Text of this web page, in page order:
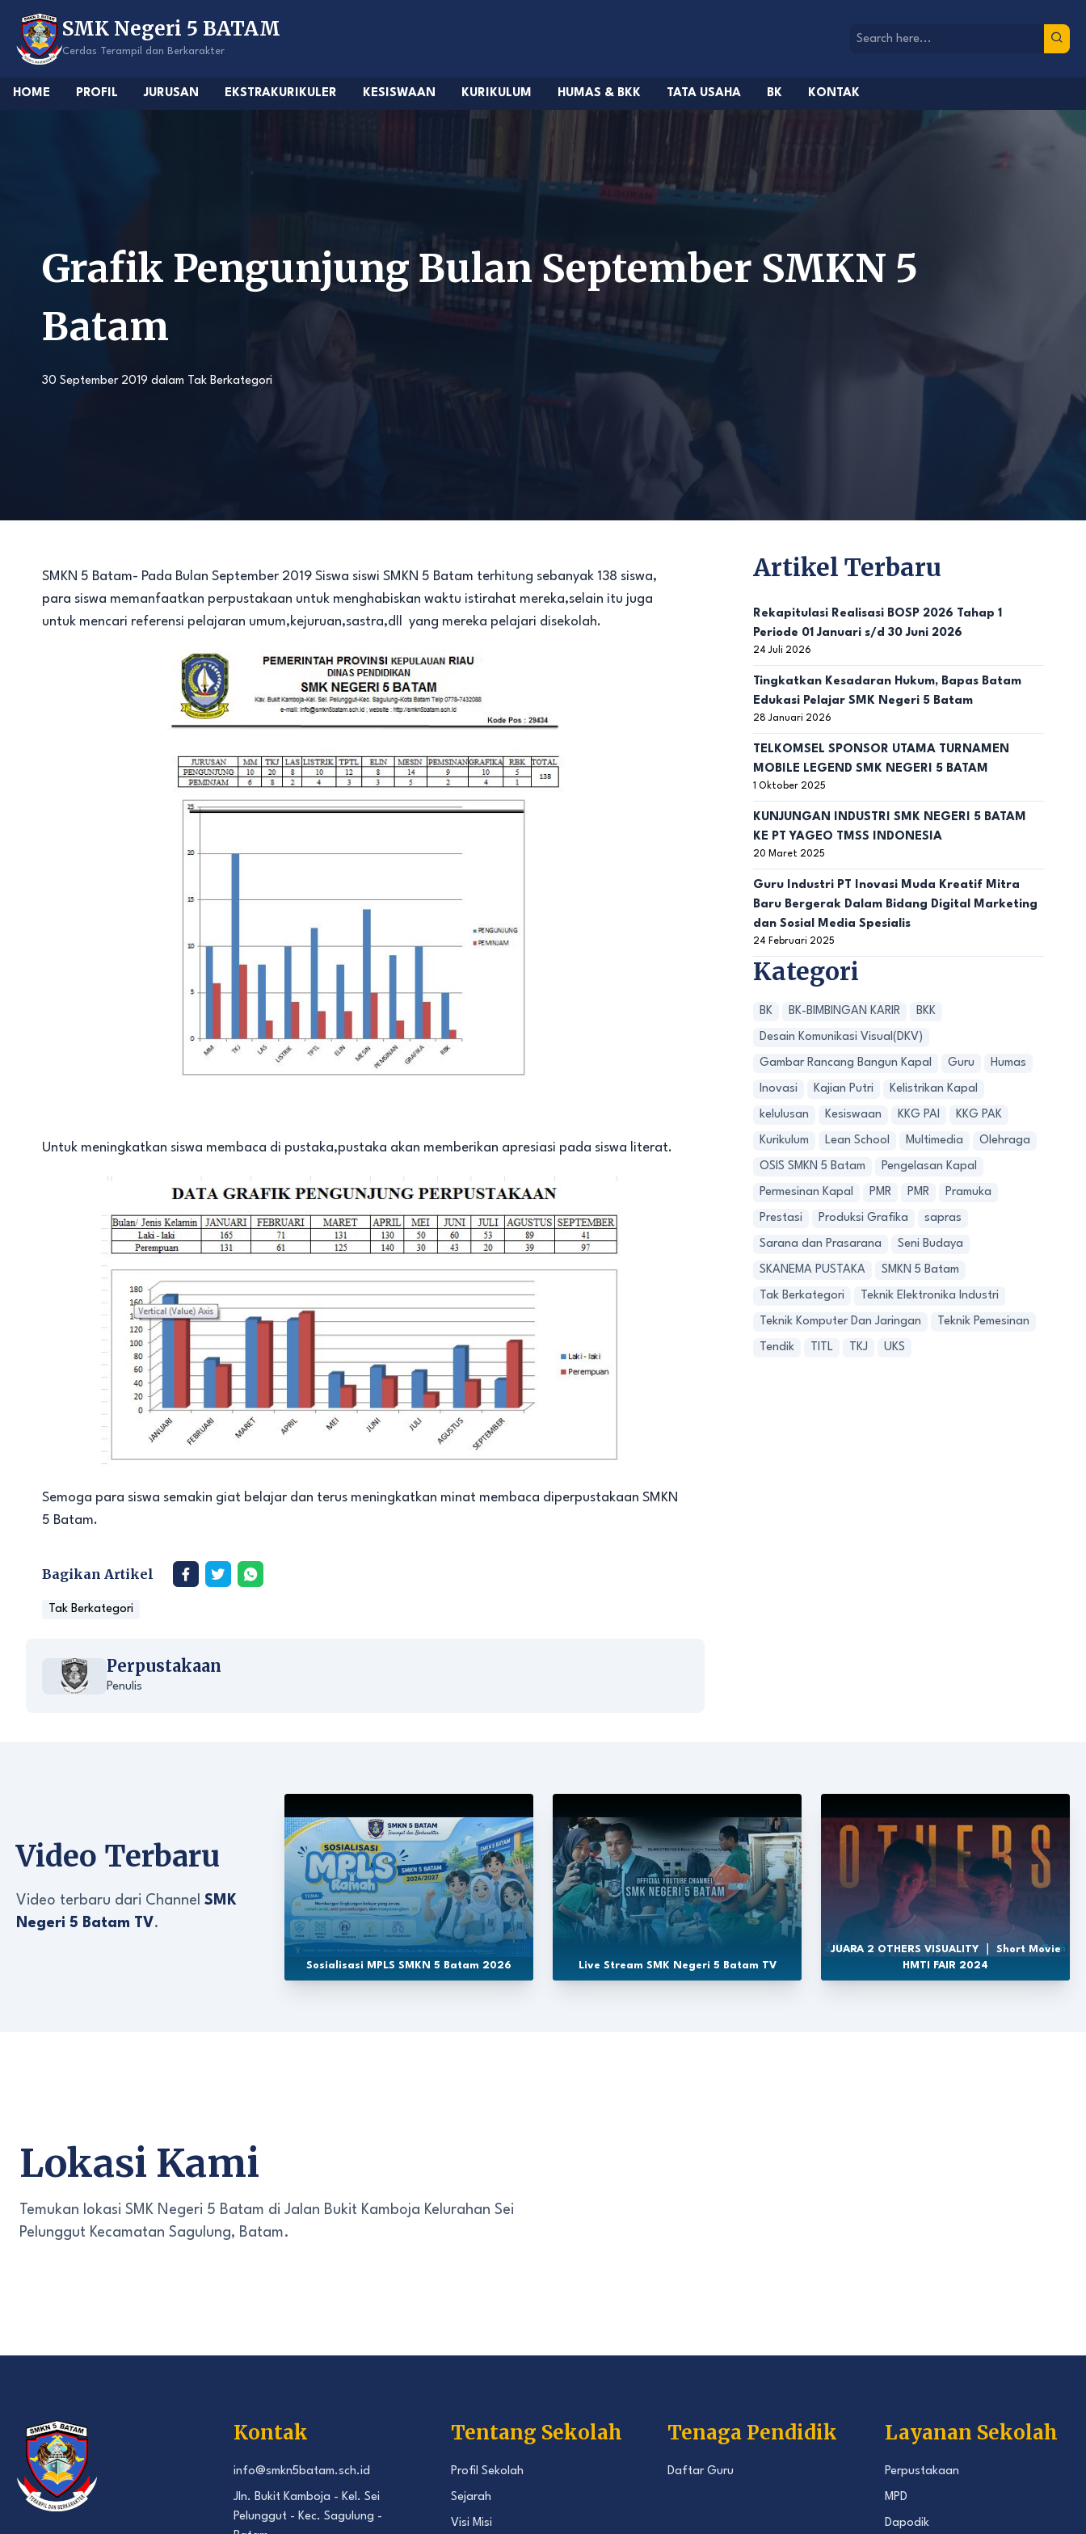
content
SMK Negeri 5 BATAM
Cerdas Terampil dan Berkarakter
HOME PROFIL JURUSAN EKSTRAKURIKULER KESISWAAN KURIKULUM HUMAS & BKK TATA USAHA BK KONTAK
Grafik Pengunjung Bulan September SMKN 5
Batam
30 September 2019 dalam Tak Berkategori
SMKN 5 Batam- Pada Bulan September 2019 Siswa siswi SMKN 5 Batam terhitung sebanyak 138 siswa,
para siswa memanfaatkan perpustakaan untuk menghabiskan waktu istirahat mereka,selain itu juga
untuk mencari referensi pelajaran umum,kejuruan,sastra,dll yang mereka pelajari disekolah.
Untuk meningkatkan siswa membaca di pustaka,pustaka akan memberikan apresiasi pada siswa literat.
Semoga para siswa semakin giat belajar dan terus meningkatkan minat membaca diperpustakaan SMKN
5 Batam.
Bagikan Artikel
Tak Berkategori
Perpustakaan
Penulis
Artikel Terbaru
Rekapitulasi Realisasi BOSP 2026 Tahap 1
Periode 01 Januari s/d 30 Juni 2026
24 Juli 2026
Tingkatkan Kesadaran Hukum, Bapas Batam
Edukasi Pelajar SMK Negeri 5 Batam
28 Januari 2026
TELKOMSEL SPONSOR UTAMA TURNAMEN
MOBILE LEGEND SMK NEGERI 5 BATAM
1 Oktober 2025
KUNJUNGAN INDUSTRI SMK NEGERI 5 BATAM
KE PT YAGEO TMSS INDONESIA
20 Maret 2025
Guru Industri PT Inovasi Muda Kreatif Mitra
Baru Bergerak Dalam Bidang Digital Marketing
dan Sosial Media Spesialis
24 Februari 2025
Kategori
BK BK-BIMBINGAN KARIR BKK
Desain Komunikasi Visual(DKV)
Gambar Rancang Bangun Kapal Guru Humas
Inovasi Kajian Putri Kelistrikan Kapal
kelulusan Kesiswaan KKG PAI KKG PAK
Kurikulum Lean School Multimedia Olehraga
OSIS SMKN 5 Batam Pengelasan Kapal
Permesinan Kapal PMR PMR Pramuka
Prestasi Produksi Grafika sapras
Sarana dan Prasarana Seni Budaya
SKANEMA PUSTAKA SMKN 5 Batam
Tak Berkategori Teknik Elektronika Industri
Teknik Komputer Dan Jaringan Teknik Pemesinan
Tendik TITL TKJ UKS
Video Terbaru
Video terbaru dari Channel SMK
Negeri 5 Batam TV.
Sosialisasi MPLS SMKN 5 Batam 2026 Live Stream SMK Negeri 5 Batam TV
JUARA 2 OTHERS VISUALITY ｜ Short Movie
HMTI FAIR 2024
Lokasi Kami
Temukan lokasi SMK Negeri 5 Batam di Jalan Bukit Kamboja Kelurahan Sei
Pelunggut Kecamatan Sagulung, Batam.
Kontak
info@smkn5batam.sch.id
Jln. Bukit Kamboja - Kel. Sei
Pelunggut - Kec. Sagulung -
Tentang Sekolah
Profil Sekolah
Sejarah
Visi Misi
Tenaga Pendidik
Daftar Guru
Layanan Sekolah
Perpustakaan
MPD
Dapodik